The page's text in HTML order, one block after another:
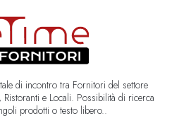
di incontro tra Fornitori del settore
e Locali. Possibilità di ricerca
prodotti o testo libero..